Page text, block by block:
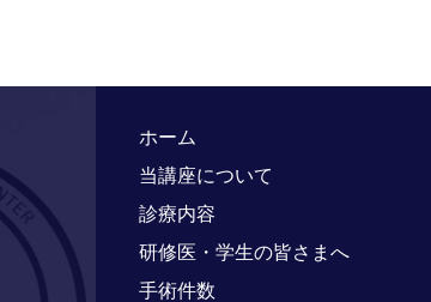
ホーム
当講座について
診療内容
研修医・学生の皆さまへ
手術件数